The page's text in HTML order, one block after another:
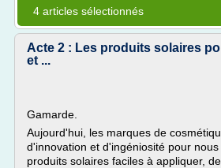
4 articles sélectionnés
Acte 2 : Les produits solaires
et ...
©
Gamarde.
Aujourd'hui, les marques de
d'innovation et d'ingéniosité pour
produits solaires faciles à appliquer,